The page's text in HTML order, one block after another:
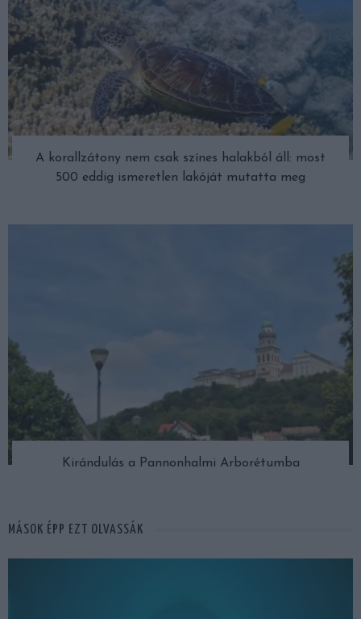
A korallzátony nem csak színes halakból áll: most
500 eddig ismeretlen lakóját mutatta meg
Kirándulás a Pannonhalmi Arborétumba
MÁSOK ÉPP EZT OLVASSÁK